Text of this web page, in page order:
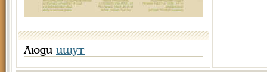
Люди ищут